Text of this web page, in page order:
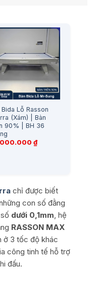
Bida Lỗ Rasson
(Xám) | Bàn
90% | BH 36
₫
chỉ được biết
con số đằng
dưới 0,1mm, hệ
RASSON MAX
ở 3 tốc độ khác
công tinh tế hỗ trợ
đấu.